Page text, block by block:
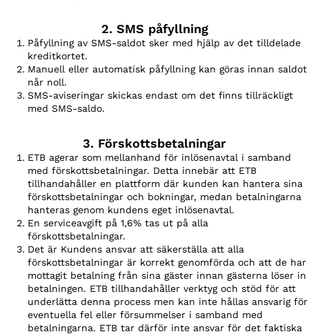
2. SMS påfyllning
Påfyllning av SMS-saldot sker med hjälp av det tilldelade
kreditkortet.
Manuell eller automatisk påfyllning kan göras innan saldot
når noll.
SMS-aviseringar skickas endast om det finns tillräckligt
med SMS-saldo.
3. Förskottsbetalningar
ETB agerar som mellanhand för inlösenavtal i samband
med förskottsbetalningar. Detta innebär att ETB
tillhandahåller en plattform där kunden kan hantera sina
förskottsbetalningar och bokningar, medan betalningarna
hanteras genom kundens eget inlösenavtal.
En serviceavgift på 1,6% tas ut på alla
förskottsbetalningar.
Det är Kundens ansvar att säkerställa att alla
förskottsbetalningar är korrekt genomförda och att de har
mottagit betalning från sina gäster innan gästerna löser in
betalningen. ETB tillhandahåller verktyg och stöd för att
underlätta denna process men kan inte hållas ansvarig för
eventuella fel eller försummelser i samband med
betalningarna. ETB tar därför inte ansvar för det faktiska